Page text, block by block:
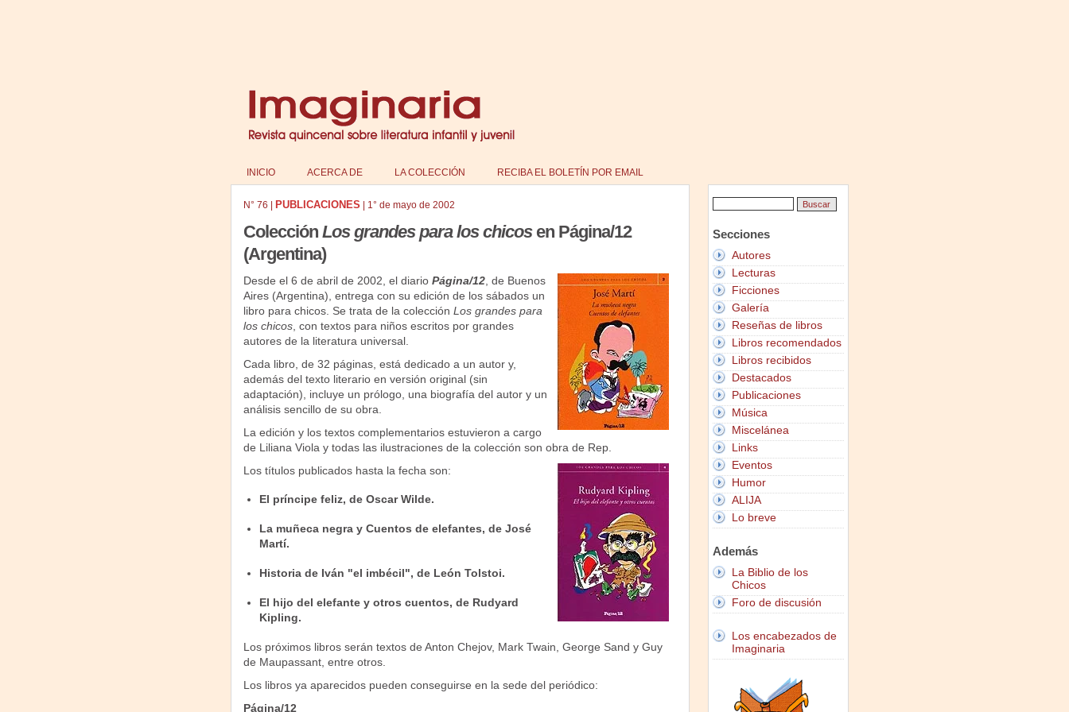
INICIO ACERCA DE LA COLECCIÓN RECIBA EL BOLETÍN POR EMAIL
N° 76 PUBLICACIONES 1° de mayo de 2002
Colección Los grandes para los chicosen Página/12
(Argentina)
Desde el 6 de abril de 2002, el diario Página/12, de Buenos
Aires (Argentina), entrega con su edición de los sábados un
libro para chicos. Se trata de la colección Los grandes para
los chicos, con textos para niños escritos por grandes
autores de la literatura universal.
Cada libro, de 32 páginas, está dedicado a un autor y,
además del texto literario en versión original (sin
adaptación), incluye un prólogo, una biografía del autor y un
análisis sencillo de su obra.
La edición y los textos complementarios estuvieron a cargo
de Liliana Viola y todas las ilustraciones de la colección son obra de Rep.
Los títulos publicados hasta la fecha son:
El príncipe feliz, de Oscar Wilde.
La muñeca negra y Cuentos de elefantes, de José
Martí.
Historia de Iván "el imbécil", de León Tolstoi.
El hijo del elefante y otros cuentos, de Rudyard
Kipling.
Los próximos libros serán textos de Anton Chejov, Mark Twain, George Sand y Guy
de Maupassant, entre otros.
Los libros ya aparecidos pueden conseguirse en la sede del periódico:
Página/12
Secciones
Autores
Lecturas
Ficciones
Galería
Reseñas de libros
Libros recomendados
Libros recibidos
Destacados
Publicaciones
Música
Miscelánea
Links
Eventos
Humor
ALIJA
Lo breve
Además
La Biblio de los
Chicos
Foro de discusión
Los encabezados de
Imaginaria